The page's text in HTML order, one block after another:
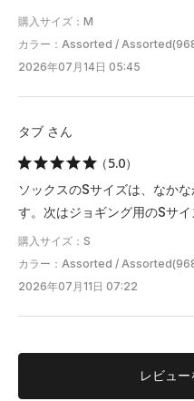
購入サイズ：M
カラー：Assorted /
2026年07月14日 05:45
タブ さん
（5.0）
ソックスのSサイズは、なか
す。次はジョギング用のSサイ
購入サイズ：S
カラー：Assorted /
2026年07月11日 07:22
レビュー